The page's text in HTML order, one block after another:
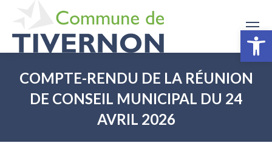
COMPTE-RENDU DE LA RÉUNION
DE CONSEIL MUNICIPAL DU 24
AVRIL 2026